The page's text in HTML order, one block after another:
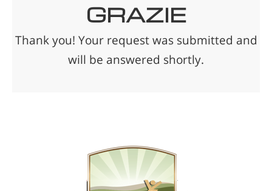
GRAZIE
Thank you! Your request was submitted and
will be answered shortly.